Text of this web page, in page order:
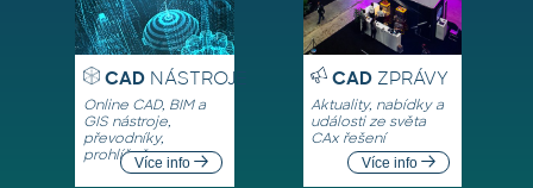
CADNÁSTROJE
Online CAD, BIM a
GIS nástroje,
převodníky,
prohlížečeVíce info
CADZPRÁVY
Aktuality, nabídky a
události ze světa
CAx řešení
Více info